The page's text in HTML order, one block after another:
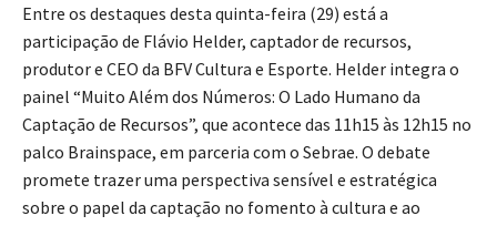
Entre os destaques desta quinta-feira (29) está a
participação de Flávio Helder, captador de recursos,
produtor e CEO da BFV Cultura e Esporte. Helder integra o
painel “Muito Além dos Números: O Lado Humano da
Captação de Recursos”, que acontece das 11h15 às 12h15 no
palco Brainspace, em parceria com o Sebrae. O debate
promete trazer uma perspectiva sensível e estratégica
sobre o papel da captação no fomento à cultura e ao